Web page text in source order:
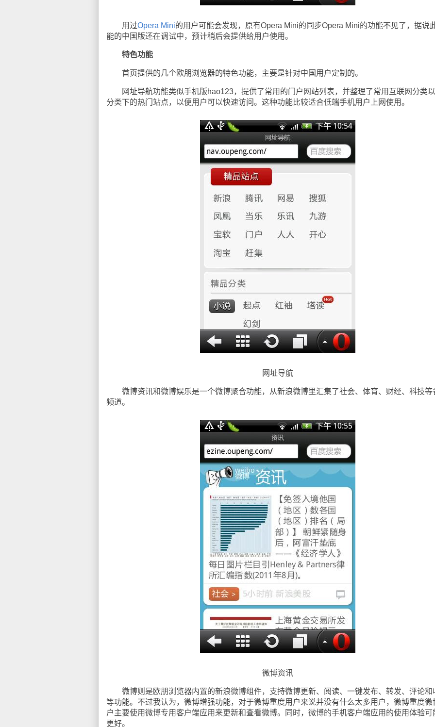
用过Opera Mini的用户可能会发现，原有Opera Mini的同步Opera Mini的功能不见了，据说
能的中国版还在调试中，预计稍后会提供给用户使用。
特色功能
首页提供的几个欧朋浏览器的特色功能，主要是针对中国用户定制的。
网址导航功能类似手机版hao123，提供了常用的门户网站列表，并整理了常用互联网分类
分类下的热门站点，以便用户可以快速访问。这种功能比较适合低端手机用户上网使用。
网址导航
微博资讯和微博娱乐是一个微博聚合功能，从新浪微博里汇集了社会、体育、财经、科技等
频道。
微博资讯
微博则是欧朋浏览器内置的新浪微博组件，支持微博更新、阅读、一键发布、转发、评论和
等功能。不过我认为，微博增强功能，对于微博重度用户来说并没有什么太多用户，微博重度微
户主要使用微博专用客户端应用来更新和查看微博。同时，微博的手机客户端应用的使用体验可
更好。